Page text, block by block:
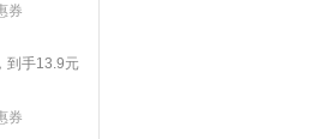
券
到手13.9元
券